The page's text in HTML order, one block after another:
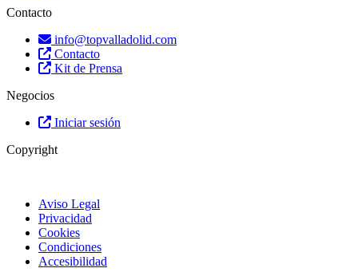
Contacto
info@topvalladolid.com
Contacto
Kit de Prensa
Negocios
Iniciar sesión
Copyright
Aviso Legal
Privacidad
Cookies
Condiciones
Accesibilidad